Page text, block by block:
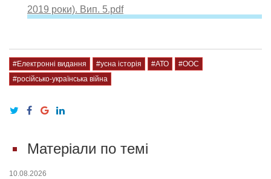
2019 роки). Вип. 5.pdf
#Електронні видання #усна історія #АТО
#ООС
#російсько-українська війна
Матеріали по темі
10.08.2026